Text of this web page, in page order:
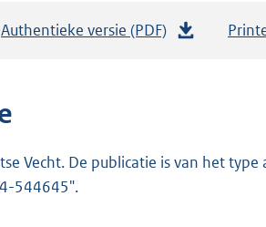
Authentieke versie (PDF)
Vecht. De publicatie is van het
544645".